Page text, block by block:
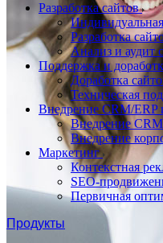
Разработка сайтов
Индивидуальная
Разработка
Анализ и аудит
Поддержка и
Доработка
Техническая
Внедрение CRM/ERP
Внедрение CRM
Внедрение
Маркетинг
Контекстная
SEO-
Первичная
Продукты